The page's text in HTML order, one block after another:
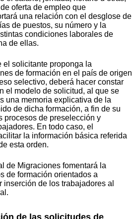
oferta de empleo que
una relación con el desglose de
de puestos, su número y la
condiciones laborales de
de ellas.
el solicitante proponga la
de formación en el país de origen
selectivo, deberá hacer constar
el modelo de solicitud, al que se
una memoria explicativa de la
de dicha formación, a fin de su
procesos de preselección y
En todo caso, el
la información básica referida
esta orden.
de Migraciones fomentará la
de formación orientados a
inserción de los trabajadores al
de las solicitudes de